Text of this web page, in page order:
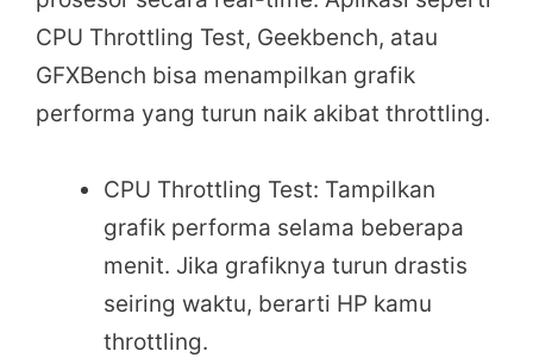
CPU Throttling Test, Geekbench, atau
GFXBench bisa menampilkan grafik
performa yang turun naik akibat throttling.
CPU Throttling Test: Tampilkan
grafik performa selama beberapa
menit. Jika grafiknya turun drastis
seiring waktu, berarti HP kamu
throttling.